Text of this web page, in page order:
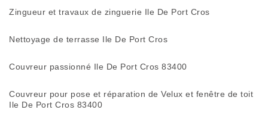
Zingueur et travaux de zinguerie Ile De Port Cros
Nettoyage de terrasse Ile De Port Cros
Couvreur passionné Ile De Port Cros 83400
Couvreur pour pose et réparation de Velux et fenêtre de toit
Ile De Port Cros 83400